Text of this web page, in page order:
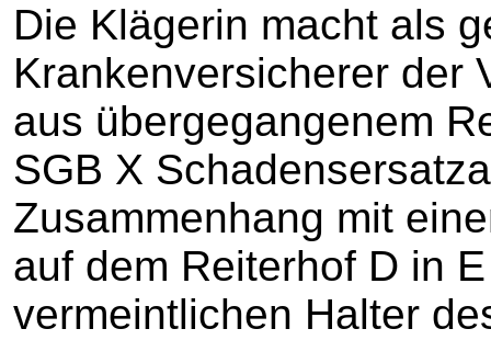
Die Klägerin macht als
Krankenversicherer der
aus übergegangenem
SGB X
Zusammenhang mit
auf dem Reiterhof D in
vermeintlichen Halter